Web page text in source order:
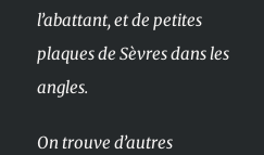
l’abattant, et de petites
plaques de Sèvres dans les
angles.
On trouve d’autres